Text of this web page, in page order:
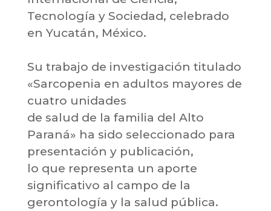
Tecnología y Sociedad, celebrado
en Yucatán, México.
Su trabajo de investigación titulado
«Sarcopenia en adultos mayores de
cuatro unidades
de salud de la familia del Alto
Paraná» ha sido seleccionado para
presentación y publicación,
lo que representa un aporte
significativo al campo de la
gerontología y la salud pública.